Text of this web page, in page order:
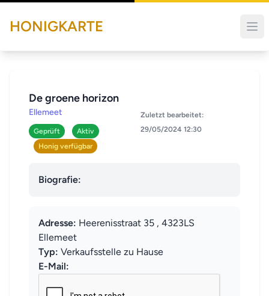
HONIGKARTE
De groene horizon
Ellemeet
Geprüft
Aktiv
Honig verfügbar
Zuletzt bearbeitet:
29/05/2024 12:30
Biografie:
Adresse: Heerenisstraat 35 , 4323LS
Ellemeet
Typ: Verkaufsstelle zu Hause
E-Mail: